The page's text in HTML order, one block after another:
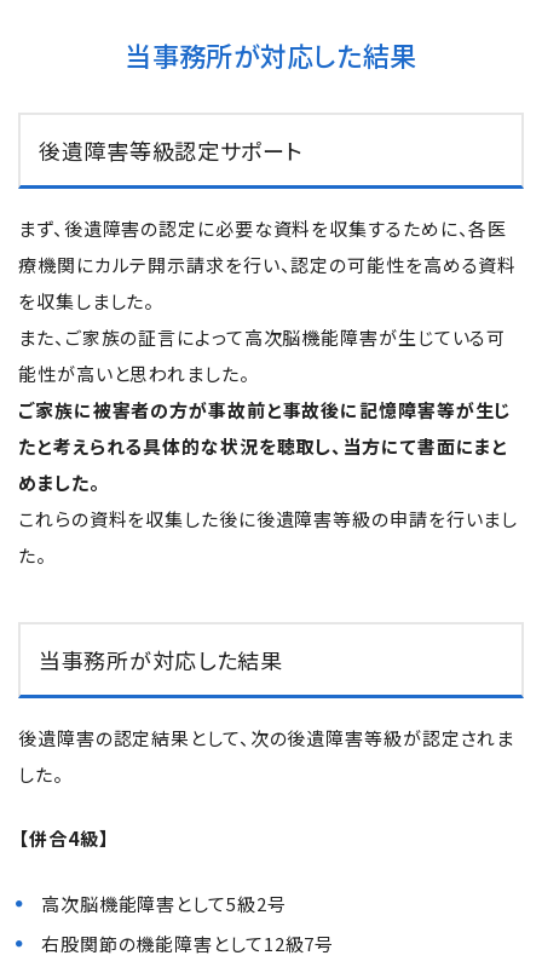
当事務所が対応した結果
後遺障害等級認定サポート
まず、後遺障害の認定に必要な資料を収集するために、各医
療機関にカルテ開示請求を行い、認定の可能性を高める資料
を収集しました。
また、ご家族の証言によって高次脳機能障害が生じている可
能性が高いと思われました。
ご家族に被害者の方が事故前と事故後に記憶障害等が生じ
たと考えられる具体的な状況を聴取し、当方にて書面にまと
めました。
これらの資料を収集した後に後遺障害等級の申請を行いまし
た。
当事務所が対応した結果
後遺障害の認定結果として、次の後遺障害等級が認定されま
した。
【併合4級】
高次脳機能障害として5級2号
右股関節の機能障害として12級7号